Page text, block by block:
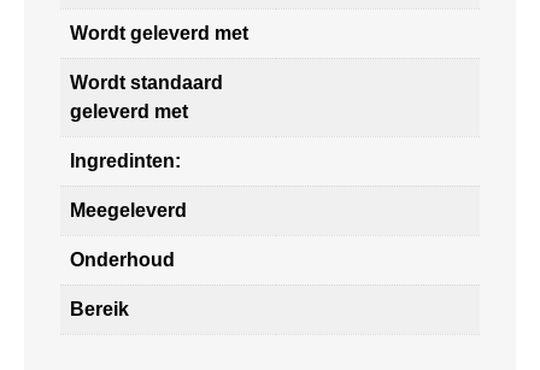
Wordt geleverd met
Wordt standaard
geleverd met
Ingredinten:
Meegeleverd
Onderhoud
Bereik